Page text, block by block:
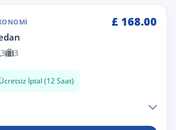
£ 168.00
3 3
Ücretsiz İptal (12 Saat)